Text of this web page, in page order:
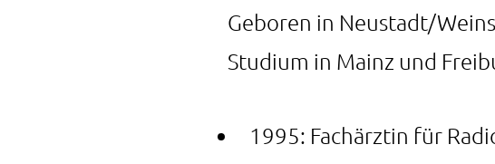
Geboren in Neustadt/
Studium in Mainz und
1995: Fachärztin für